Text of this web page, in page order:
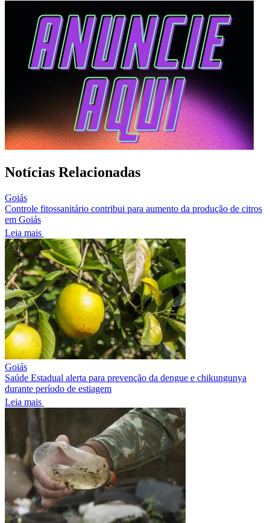
Notícias Relacionadas
Goiás
Controle fitossanitário contribui para aumento da produção de citros
em Goiás
Leia mais
Goiás
Saúde Estadual alerta para prevenção da dengue e chikungunya
durante período de estiagem
Leia mais